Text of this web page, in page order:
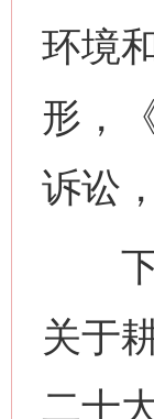
环境
形，
诉讼
下
关于
二十